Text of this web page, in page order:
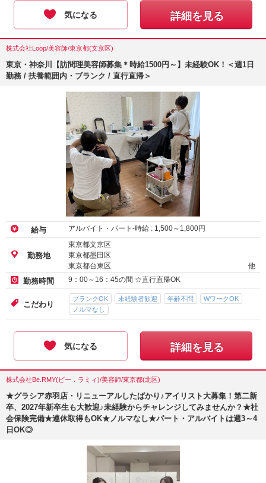
気になる 詳細を見る
株式会社Loop/美容師/東京都(文京区)
東京・神奈川【訪問理美容師募集＊時給1500円～】未経験OK！＜週1日
勤務 / 扶養範囲内・ブランク / 直行直帰＞
給与 アルバイト・パート-時給 : 1,500～ 1,800円
勤務地
東京都文京区
東京都墨田区
東京都台東区
他
勤務時間 9：00～16：45の間 ☆直行直帰OK
こだわり
ブランクOK 未経験者歓迎 年齢不問
WワークOK
ノルマなし
気になる 詳細を見る
株式会社Be.RMY(ビー．ラミィ)/美容師/東京都(北区)
★グラシア赤羽店・リニューアルしたばかり♪アイリスト大募集！第二新
卒、2027年新卒生も大歓迎♪未経験からチャレンジしてみませんか？★社
会保険完備★連休取得もOK★ノルマなし★パート・アルバイトは週3～4
日OK◎